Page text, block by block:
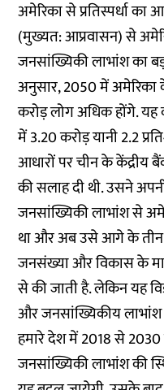
अमेरिका से प्रतिस्पर्धा
(मुख्यत: आप्रवासन) से
जनसांख्यिकी लाभांश का
अनुसार, 2050 में
करोड़ लोग अधिक होंगे. यह
में 3.20 करोड़ यानी 2.2
आधारों पर चीन के केंद्रीय
की सलाह दी थी. उसने
जनसांख्यिकी लाभांश से
था और अब उसे आगे के
जनसंख्या और विकास के
से की जाती है. लेकिन यह
और जनसांख्यिकीय
हमारे देश में 2018 से
जनसांख्यिकी लाभांश की